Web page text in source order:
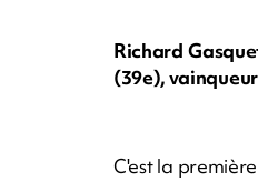
Richard
(39e),
C'est la